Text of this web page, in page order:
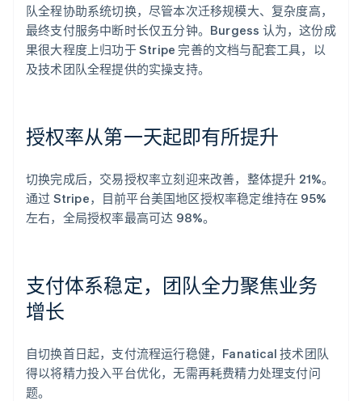
队全程协助系统切换，尽管本次迁移规模大、复杂度高，
最终支付服务中断时长仅五分钟。Burgess 认为，这份成
果很大程度上归功于 Stripe 完善的文档与配套工具，以
及技术团队全程提供的实操支持。
授权率从第一天起即有所提升
切换完成后，交易授权率立刻迎来改善，整体提升 21%。
通过 Stripe，目前平台美国地区授权率稳定维持在 95%
左右，全局授权率最高可达 98%。
支付体系稳定，团队全力聚焦业务
增长
自切换首日起，支付流程运行稳健，Fanatical 技术团队
得以将精力投入平台优化，无需再耗费精力处理支付问
题。